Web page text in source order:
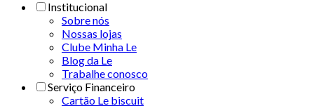
Institucional
Sobre nós
Nossas lojas
Clube Minha Le
Blog da Le
Trabalhe conosco
Serviço Financeiro
Cartão Le biscuit